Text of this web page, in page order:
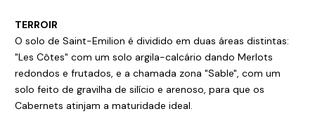
TERROIR
O solo de Saint-Emilion é dividido em duas áreas distintas:
"Les Côtes" com um solo argila-calcário dando Merlots
redondos e frutados, e a chamada zona "Sable", com um
solo feito de gravilha de silício e arenoso, para que os
Cabernets atinjam a maturidade ideal.